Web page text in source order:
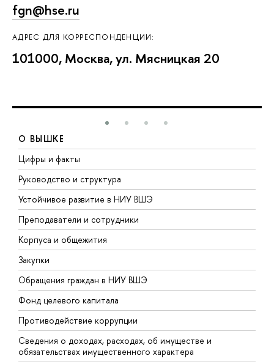
fgn@hse.ru
АДРЕС ДЛЯ КОРРЕСПОНДЕНЦИИ:
101000, Москва, ул. Мясницкая 20
О ВЫШКЕ
Цифры и факты
Руководство и структура
Устойчивое развитие в НИУ ВШЭ
Преподаватели и сотрудники
Корпуса и общежития
Закупки
Обращения граждан в НИУ ВШЭ
Фонд целевого капитала
Противодействие коррупции
Сведения о доходах, расходах, об имуществе и
обязательствах имущественного характера